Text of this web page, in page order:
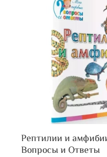
Рептилии и
Вопросы и Ответы